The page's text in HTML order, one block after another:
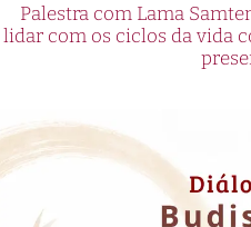
Palestra com Lama
lidar com os ciclos da vida